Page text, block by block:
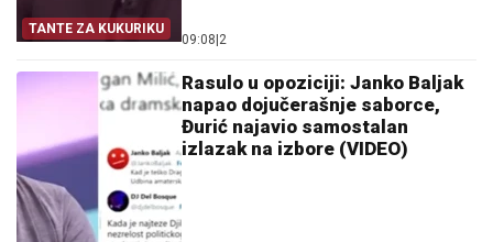
TANTE ZA KUKURIKU
09:08 2
Rasulo u opoziciji: Janko Baljak
napao dojučerašnje saborce,
Đurić najavio samostalan
izlazak na izbore (VIDEO)